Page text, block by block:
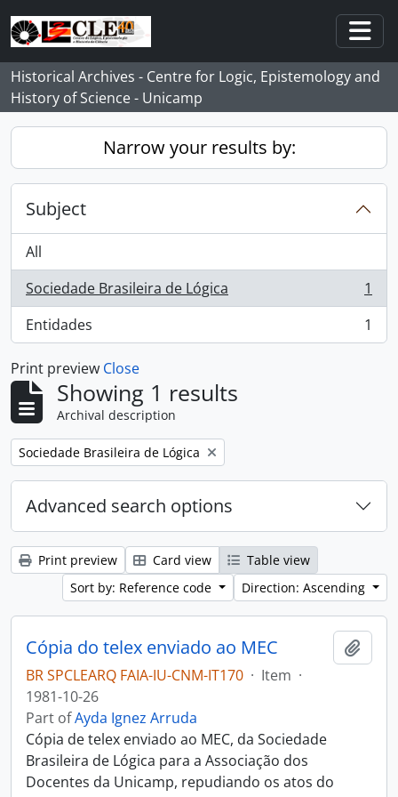
Skip to main content
Historical Archives - Centre for Logic, Epistemology and
History of Science - Unicamp
Narrow your results by:
Subject
All
Sociedade Brasileira de Lógica
, 1 results
1
Entidades
, 1 results 1
Print preview Close
Showing 1 results
Archival description
Remove filter:
Sociedade Brasileira de Lógica
Advanced search options
Print preview Card view
Table view
Sort by: Reference code
Direction: Ascending
Cópia do telex enviado ao MEC
BR SPCLEARQ FAIA-IU-CNM-IT170 · Item ·
1981-10-26
Part ofAyda Ignez Arruda
Cópia de telex enviado ao MEC, da Sociedade
Brasileira de Lógica para a Associação dos
Docentes da Unicamp, repudiando os atos do